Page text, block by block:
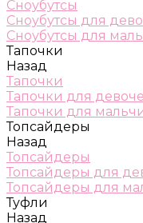
Сноубутсы
Сноубутсы для
Сноубутсы для
Тапочки
Назад
Тапочки
Тапочки для
Тапочки для
Топсайдеры
Назад
Топсайдеры
Топсайдеры для
Топсайдеры для
Туфли
Назад